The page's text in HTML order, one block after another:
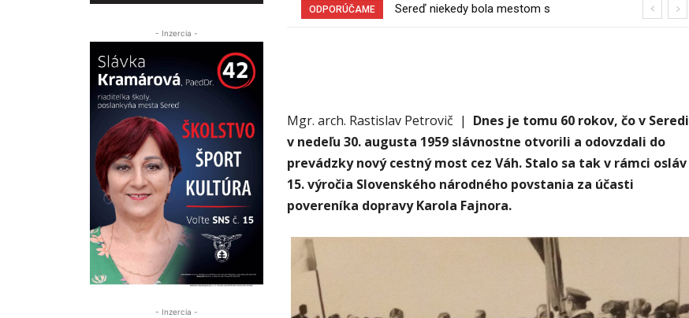
- Inzercia -
- Inzercia -
ODPORÚČAME
Sereď niekedy bola mestom s
Spor rybárov o rybársky revír
Mgr. arch. Rastislav Petrovič | Dnes je tomu 60 rokov, čo v Seredi
v nedeľu 30. augusta 1959 slávnostne otvorili a odovzdali do
prevádzky nový cestný most cez Váh. Stalo sa tak v rámci osláv
15. výročia Slovenského národného povstania za účasti
povereníka dopravy Karola Fajnora.